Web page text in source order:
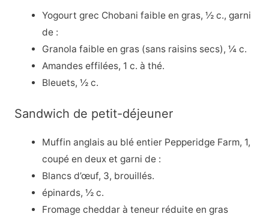
Yogourt grec Chobani faible en gras, ½ c., garni
de :
Granola faible en gras (sans raisins secs), ¼ c.
Amandes effilées, 1 c. à thé.
Bleuets, ½ c.
Sandwich de petit-déjeuner
Muffin anglais au blé entier Pepperidge Farm, 1,
coupé en deux et garni de :
Blancs d’œuf, 3, brouillés.
épinards, ½ c.
Fromage cheddar à teneur réduite en gras